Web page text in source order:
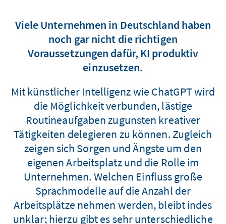
Viele Unternehmen in Deutschland haben
noch gar nicht die richtigen
Voraussetzungen dafür, KI produktiv
einzusetzen.
Mit künstlicher Intelligenz wie ChatGPT wird
die Möglichkeit verbunden, lästige
Routineaufgaben zugunsten kreativer
Tätigkeiten delegieren zu können. Zugleich
zeigen sich Sorgen und Ängste um den
eigenen Arbeitsplatz und die Rolle im
Unternehmen. Welchen Einfluss große
Sprachmodelle auf die Anzahl der
Arbeitsplätze nehmen werden, bleibt indes
unklar; hierzu gibt es sehr unterschiedliche